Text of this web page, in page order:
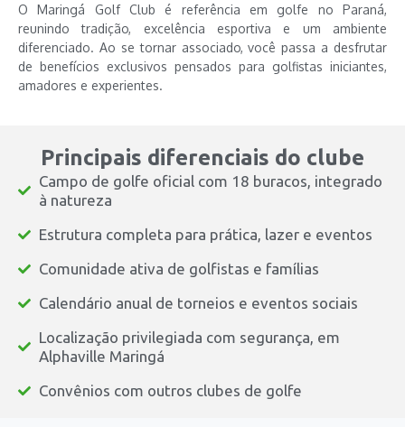
O Maringá Golf Club é referência em golfe no Paraná,
reunindo tradição, excelência esportiva e um ambiente
diferenciado. Ao se tornar associado, você passa a desfrutar
de benefícios exclusivos pensados para golfistas iniciantes,
amadores e experientes.
Principais diferenciais do clube
Campo de golfe oficial com 18 buracos, integrado
à natureza
Estrutura completa para prática, lazer e eventos
Comunidade ativa de golfistas e famílias
Calendário anual de torneios e eventos sociais
Localização privilegiada com segurança, em
Alphaville Maringá
Convênios com outros clubes de golfe